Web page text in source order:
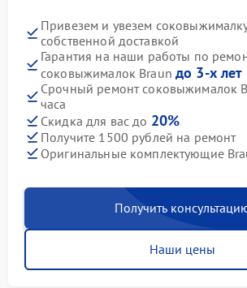
Привезем и увезем
собственной доставкой
Гарантия на наши работы по
соковыжималок Braunдо 3-х лет
Срочный ремонт соковыжималок
часа
Скидка для вас до 20%
Получите 1500 рублей на ремонт
Оригинальные комплектующие
Получить
Наши цены